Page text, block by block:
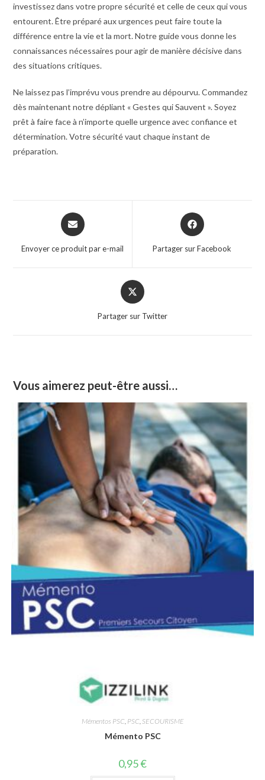
investissez dans votre propre sécurité et celle de ceux qui vous
entourent. Être préparé aux urgences peut faire toute la
différence entre la vie et la mort. Notre guide vous donne les
connaissances nécessaires pour agir de manière décisive dans
des situations critiques.
Ne laissez pas l’imprévu vous prendre au dépourvu. Commandez
dès maintenant notre dépliant « Gestes qui Sauvent ». Soyez
prêt à faire face à n’importe quelle urgence avec confiance et
détermination. Votre sécurité vaut chaque instant de
préparation.
Opens
in
new
Envoyer ce produit par e-mail
Opens
in
Partager sur Facebook
Opens
in
new
Partager sur Twitter
Vous aimerez peut-être aussi…
Mémentos PSC PSC SECOURISME
Mémento PSC
0,95€